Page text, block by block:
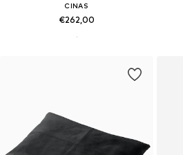
CINAS
€262,00